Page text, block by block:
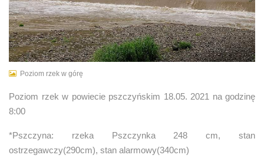
Poziom rzek w górę
Poziom rzek w powiecie pszczyńskim 18.05. 2021 na godzinę
8:00
*Pszczyna: rzeka Pszczynka 248 cm, stan
ostrzegawczy(290cm), stan alarmowy(340cm)